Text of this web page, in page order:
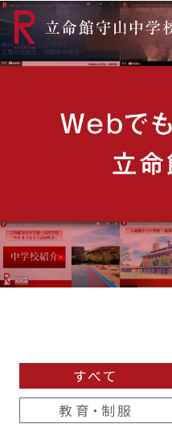
すべて
教育・制服